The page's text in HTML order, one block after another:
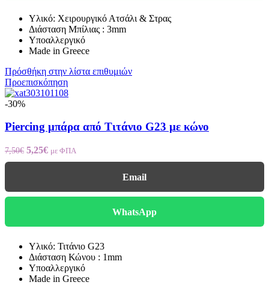
Υλικό: Χειρουργικό Ατσάλι & Στρας
Διάσταση Μπίλιας : 3mm
Υποαλλεργικό
Made in Greece
Πρόσθήκη στην λίστα επιθυμιών
Προεπισκόπηση
-30%
Piercing μπάρα από Τιτάνιο G23 με κώνο
7,50€ 5,25€ με ΦΠΑ
Email
WhatsApp
Υλικό: Τιτάνιο G23
Διάσταση Κώνου : 1mm
Υποαλλεργικό
Made in Greece